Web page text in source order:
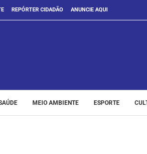
REPÓRTER CIDADÃO ANUNCIE AQUI
MEIO AMBIENTE ESPORTE